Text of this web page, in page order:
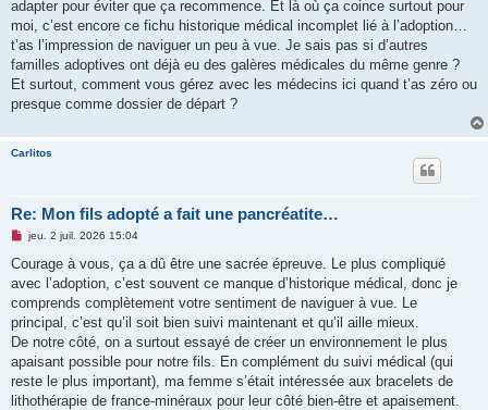
adapter pour éviter que ça recommence. Et là où ça coince surtout pour
moi, c’est encore ce fichu historique médical incomplet lié à l’adoption…
t’as l’impression de naviguer un peu à vue. Je sais pas si d’autres
familles adoptives ont déjà eu des galères médicales du même genre ?
Et surtout, comment vous gérez avec les médecins ici quand t’as zéro ou
presque comme dossier de départ ?
Carlitos
Re: Mon fils adopté a fait une pancréatite…
M
s
a
g
n
o
l
u
jeu. 2 juil. 2026 15:04
Courage à vous, ça a dû être une sacrée épreuve. Le plus compliqué
avec l’adoption, c’est souvent ce manque d’historique médical, donc je
comprends complètement votre sentiment de naviguer à vue. Le
principal, c’est qu’il soit bien suivi maintenant et qu’il aille mieux.
De notre côté, on a surtout essayé de créer un environnement le plus
apaisant possible pour notre fils. En complément du suivi médical (qui
reste le plus important), ma femme s’était intéressée aux bracelets de
lithothérapie de france-minéraux pour leur côté bien-être et apaisement.